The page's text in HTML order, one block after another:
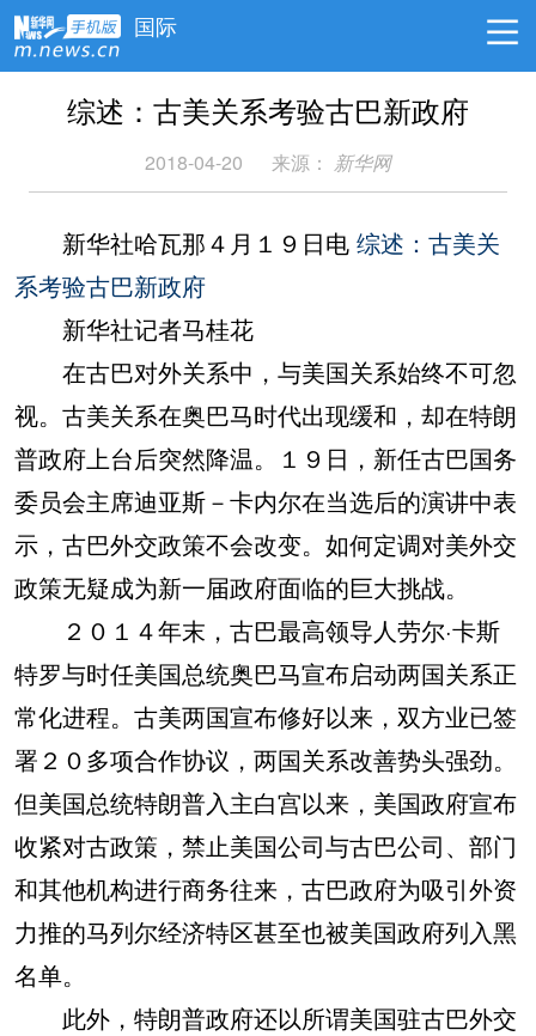
国际
综述：古美关系考验古巴新政府
2018-04-20 来源： 新华网
新华社哈瓦那４月１９日电 综述：古美关
系考验古巴新政府
新华社记者马桂花
在古巴对外关系中，与美国关系始终不可忽
视。古美关系在奥巴马时代出现缓和，却在特朗
普政府上台后突然降温。１９日，新任古巴国务
委员会主席迪亚斯－卡内尔在当选后的演讲中表
示，古巴外交政策不会改变。如何定调对美外交
政策无疑成为新一届政府面临的巨大挑战。
２０１４年末，古巴最高领导人劳尔·卡斯
特罗与时任美国总统奥巴马宣布启动两国关系正
常化进程。古美两国宣布修好以来，双方业已签
署２０多项合作协议，两国关系改善势头强劲。
但美国总统特朗普入主白宫以来，美国政府宣布
收紧对古政策，禁止美国公司与古巴公司、部门
和其他机构进行商务往来，古巴政府为吸引外资
力推的马列尔经济特区甚至也被美国政府列入黑
名单。
此外，特朗普政府还以所谓美国驻古巴外交